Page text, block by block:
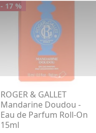
- 17 %
ROGER & GALLET
Mandarine Doudou -
Eau de Parfum Roll-On
15ml